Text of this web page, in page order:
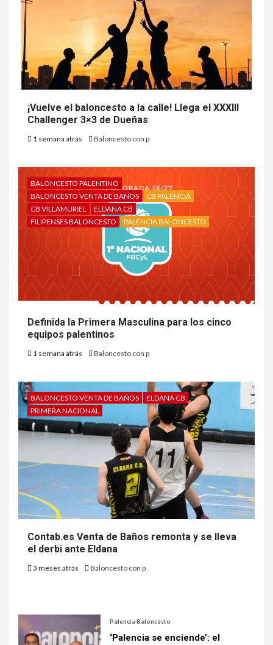
¡Vuelve el baloncesto a la calle! Llega el XXXIII
Challenger 3×3 de Dueñas
1 semana atrás Baloncesto con p
BALONCESTO PALENTINO
BALONCESTO VENTA DE BAÑOS
CB PALENCIA
CB VILLAMURIEL
ELDANA CB
FILIPENSES BALONCESTO
PALENCIA BALONCESTO
Definida la Primera Masculina para los cinco
equipos palentinos
1 semana atrás Baloncesto con p
BALONCESTO VENTA DE BAÑOS
ELDANA CB
PRIMERA NACIONAL
Contab.es Venta de Baños remonta y se lleva
el derbi ante Eldana
3 meses atrás Baloncesto con p
Palencia Baloncesto
‘Palencia se enciende’: el